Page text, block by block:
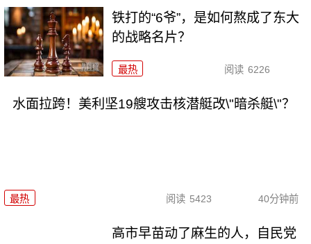
铁打的“6爷”，是如何熬成了东大
的战略名片？
最热 阅读 6226
水面拉跨！美利坚19艘攻击核潜艇改\"暗杀艇\"？
最热 阅读 5423 40分钟前
高市早苗动了麻生的人，自民党